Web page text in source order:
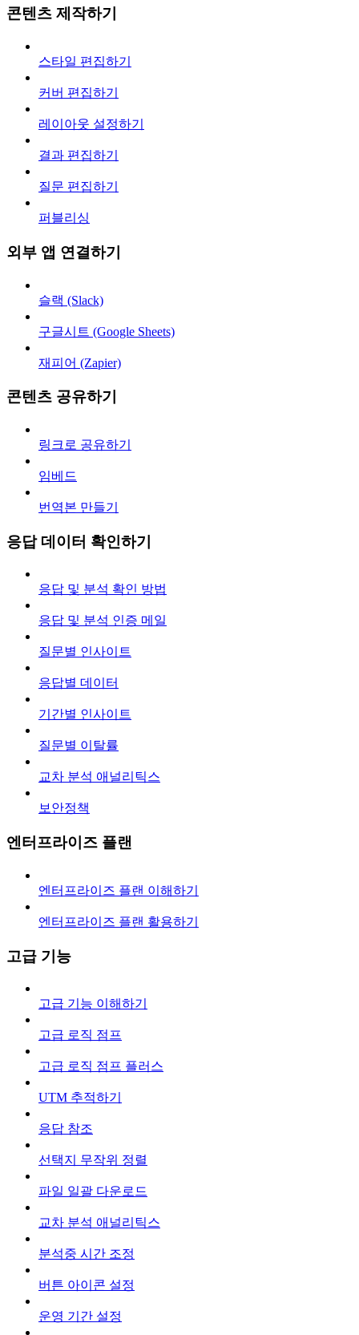
콘텐츠 제작하기
스타일 편집하기
커버 편집하기
레이아웃 설정하기
결과 편집하기
질문 편집하기
퍼블리싱
외부 앱 연결하기
슬랙 (Slack)
구글시트 (Google Sheets)
재피어 (Zapier)
콘텐츠 공유하기
링크로 공유하기
임베드
번역본 만들기
응답 데이터 확인하기
응답 및 분석 확인 방법
응답 및 분석 인증 메일
질문별 인사이트
응답별 데이터
기간별 인사이트
질문별 이탈률
교차 분석 애널리틱스
보안정책
엔터프라이즈 플랜
엔터프라이즈 플랜 이해하기
엔터프라이즈 플랜 활용하기
고급 기능
고급 기능 이해하기
고급 로직 점프
고급 로직 점프 플러스
UTM 추적하기
응답 참조
선택지 무작위 정렬
파일 일괄 다운로드
교차 분석 애널리틱스
분석중 시간 조정
버튼 아이콘 설정
운영 기간 설정